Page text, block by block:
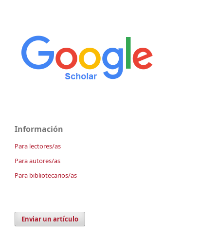
Información
Para lectores/as
Para autores/as
Para bibliotecarios/as
Enviar un artículo